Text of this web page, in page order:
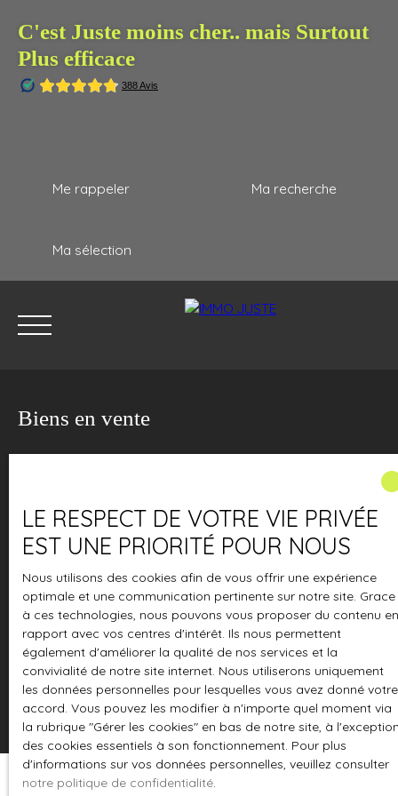
C'est Juste moins cher.. mais Surtout
Plus efficace
Me rappeler Ma recherche
Ma sélection
ESTIMATION
Biens en vente
Appartement
Type de bien
Localisation
Budget max (€)
Surface min (m²)
Rechercher
Trier par
LE RESPECT DE VOTRE VIE PRIVÉE
EST UNE PRIORITÉ POUR NOUS
Nous utilisons des cookies afin de vous offrir une expérience
optimale et une communication pertinente sur notre site. Grace
à ces technologies, nous pouvons vous proposer du contenu en
rapport avec vos centres d'intérêt. Ils nous permettent
également d'améliorer la qualité de nos services et la
convivialité de notre site internet. Nous utiliserons uniquement
les données personnelles pour lesquelles vous avez donné votre
accord. Vous pouvez les modifier à n'importe quel moment via
la rubrique ″Gérer les cookies″ en bas de notre site, à
des cookies essentiels à son fonctionnement. Pour plus
d'informations sur vos données personnelles, veuillez consulter
notre politique de confidentialité.